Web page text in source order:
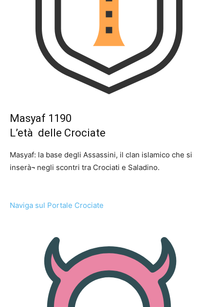
Masyaf 1190
L’età delle Crociate
Masyaf: la base degli Assassini, il clan islamico che si
inserà¬ negli scontri tra Crociati e Saladino.
Naviga sul Portale Crociate